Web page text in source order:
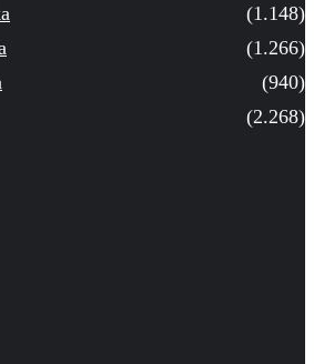
(1.148)
(1.266)
(940)
(2.268)